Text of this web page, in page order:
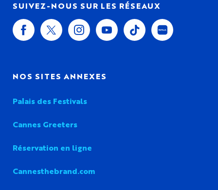
SUIVEZ-NOUS SUR LES RÉSEAUX
NOS SITES ANNEXES
Palais des Festivals
Cannes Greeters
Réservation en ligne
Cannesthebrand.com